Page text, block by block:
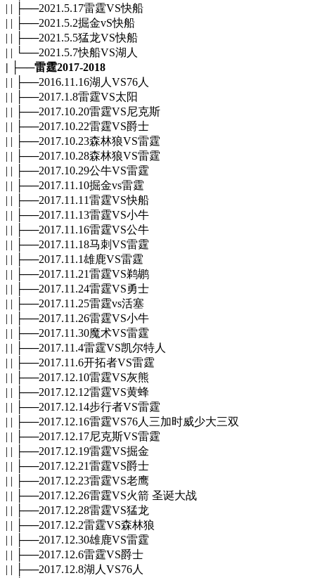
| | ├──2021.5.17雷霆VS快船
| | ├──2021.5.2掘金vS快船
| | ├──2021.5.5猛龙VS快船
| | └──2021.5.7快船VS湖人
| ├──雷霆2017-2018
| | ├──2016.11.16湖人VS76人
| | ├──2017.1.8雷霆VS太阳
| | ├──2017.10.20雷霆VS尼克斯
| | ├──2017.10.22雷霆VS爵士
| | ├──2017.10.23森林狼VS雷霆
| | ├──2017.10.28森林狼VS雷霆
| | ├──2017.10.29公牛VS雷霆
| | ├──2017.11.10掘金vs雷霆
| | ├──2017.11.11雷霆VS快船
| | ├──2017.11.13雷霆VS小牛
| | ├──2017.11.16雷霆VS公牛
| | ├──2017.11.18马刺VS雷霆
| | ├──2017.11.1雄鹿VS雷霆
| | ├──2017.11.21雷霆VS鹈鹕
| | ├──2017.11.24雷霆VS勇士
| | ├──2017.11.25雷霆vs活塞
| | ├──2017.11.26雷霆VS小牛
| | ├──2017.11.30魔术VS雷霆
| | ├──2017.11.4雷霆VS凯尔特人
| | ├──2017.11.6开拓者VS雷霆
| | ├──2017.12.10雷霆VS灰熊
| | ├──2017.12.12雷霆VS黄蜂
| | ├──2017.12.14步行者VS雷霆
| | ├──2017.12.16雷霆VS76人三加时威少大三双
| | ├──2017.12.17尼克斯VS雷霆
| | ├──2017.12.19雷霆VS掘金
| | ├──2017.12.21雷霆VS爵士
| | ├──2017.12.23雷霆VS老鹰
| | ├──2017.12.26雷霆VS火箭 圣诞大战
| | ├──2017.12.28雷霆VS猛龙
| | ├──2017.12.2雷霆VS森林狼
| | ├──2017.12.30雄鹿VS雷霆
| | ├──2017.12.6雷霆VS爵士
| | ├──2017.12.8湖人VS76人